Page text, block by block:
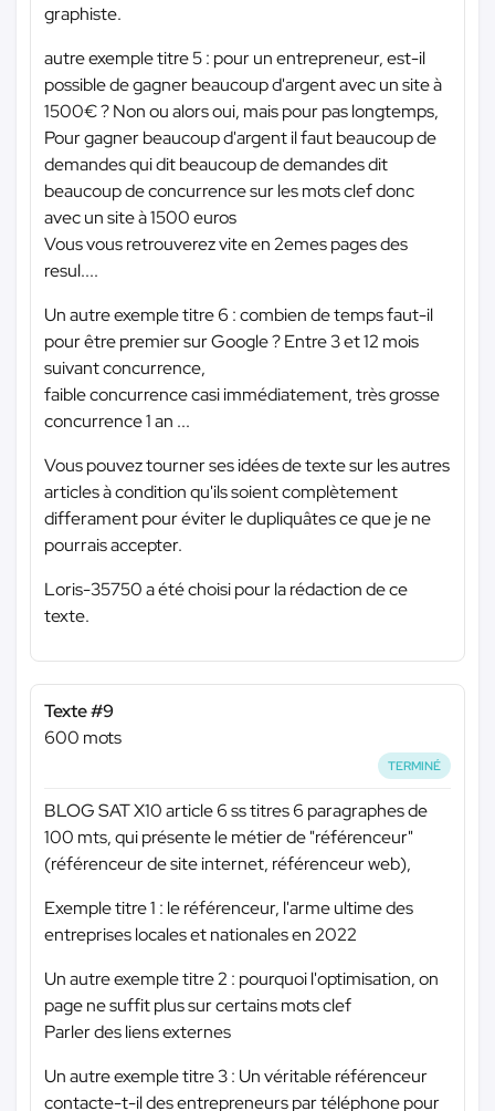
graphiste.
autre exemple titre 5 : pour un entrepreneur, est-il
possible de gagner beaucoup d'argent avec un site à
1500€ ? Non ou alors oui, mais pour pas longtemps,
Pour gagner beaucoup d'argent il faut beaucoup de
demandes qui dit beaucoup de demandes dit
beaucoup de concurrence sur les mots clef donc
avec un site à 1500 euros
Vous vous retrouverez vite en 2emes pages des
resul....
Un autre exemple titre 6 : combien de temps faut-il
pour être premier sur Google ? Entre 3 et 12 mois
suivant concurrence,
faible concurrence casi immédiatement, très grosse
concurrence 1 an ...
Vous pouvez tourner ses idées de texte sur les autres
articles à condition qu'ils soient complètement
differament pour éviter le dupliquâtes ce que je ne
pourrais accepter.
Loris-35750 a été choisi pour la rédaction de ce
texte.
Texte #9
600 mots
TERMINÉ
BLOG SAT X10 article 6 ss titres 6 paragraphes de
100 mts, qui présente le métier de "référenceur"
(référenceur de site internet, référenceur web),
Exemple titre 1 : le référenceur, l'arme ultime des
entreprises locales et nationales en 2022
Un autre exemple titre 2 : pourquoi l'optimisation, on
page ne suffit plus sur certains mots clef
Parler des liens externes
Un autre exemple titre 3 : Un véritable référenceur
contacte-t-il des entrepreneurs par téléphone pour